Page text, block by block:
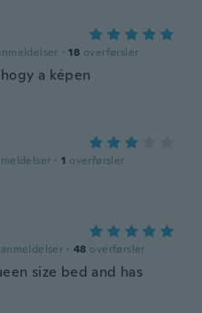
· 18 overførsler
a képen
· 1 overførsler
anmeldelser · 48 overførsler
size bed and has